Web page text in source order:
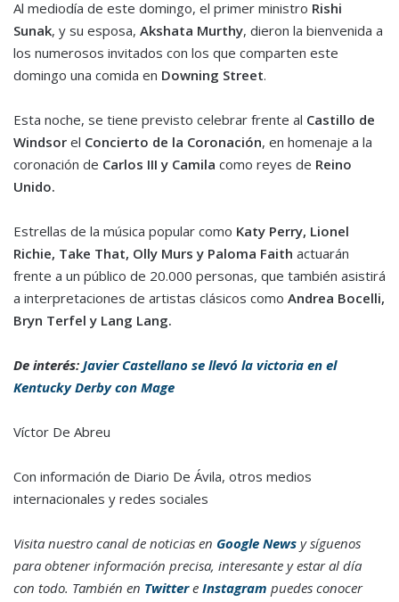
Al mediodía de este domingo, el primer ministro Rishi
Sunak, y su esposa, Akshata Murthy, dieron la bienvenida a
los numerosos invitados con los que comparten este
domingo una comida en Downing Street.
Esta noche, se tiene previsto celebrar frente al Castillo de
Windsor el Concierto de la Coronación, en homenaje a la
coronación de Carlos III y Camila como reyes de Reino
Unido.
Estrellas de la música popular como Katy Perry, Lionel
Richie, Take That, Olly Murs y Paloma Faith actuarán
frente a un público de 20.000 personas, que también asistirá
a interpretaciones de artistas clásicos como Andrea Bocelli,
Bryn Terfel y Lang Lang.
De interés: Javier Castellano se llevó la victoria en el
Kentucky Derby con Mage
Víctor De Abreu
Con información de Diario De Ávila, otros medios
internacionales y redes sociales
Visita nuestro canal de noticias en Google News y síguenos
para obtener información precisa, interesante y estar al día
con todo. También en Twittere Instagram puedes conocer